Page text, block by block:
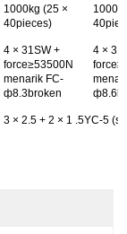
1000kg (25 ×
40pieces)
4 × 31SW +
force≥53500N
menarik FC-
ф8.3broken
4 ×
3 × 2.5 + 2 × 1 .5YC-5